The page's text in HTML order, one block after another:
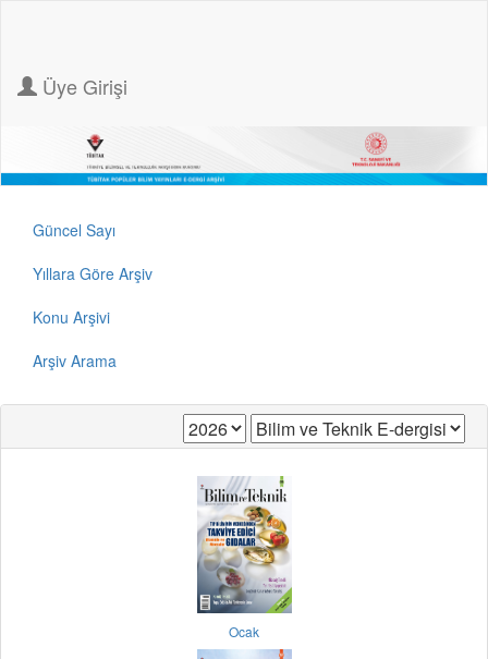
Üye Girişi
Güncel Sayı
Yıllara Göre Arşiv
Konu Arşivi
Arşiv Arama
Ocak